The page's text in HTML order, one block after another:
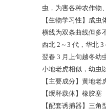
虫，为害各种农作物
【生物学习性】成
横线为双条曲线但多
西北 2～3 代，华北
翌春 3 月上旬越冬幼
小地老虎相似，幼虫
【主要成分】黄地老
【缓释载体】橡胶塞
【配套诱捕器】三